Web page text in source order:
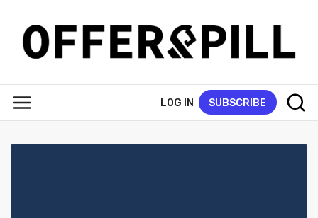
LOG IN SUBSCRIBE